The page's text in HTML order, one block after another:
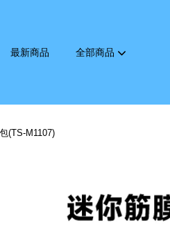
最新商品 全部商品
(TS-M1107)